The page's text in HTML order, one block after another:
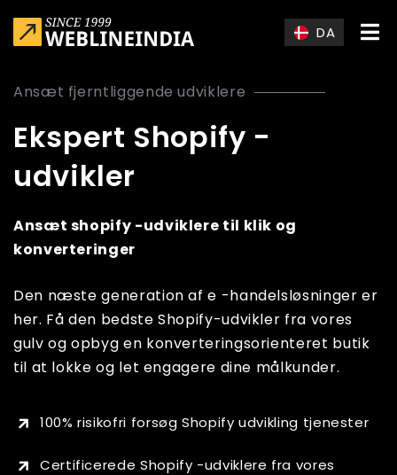
DA
Ansæt fjerntliggende udviklere
Ekspert Shopify -
udvikler
Ansæt shopify -udviklere til klik og
konverteringer
Den næste generation af e -handelsløsninger er
her. Få den bedste Shopify-udvikler fra vores
gulv og opbyg en konverteringsorienteret butik
til at lokke og let engagere dine målkunder.
100% risikofri forsøg Shopify udvikling tjenester
Certificerede Shopify -udviklere fra vores